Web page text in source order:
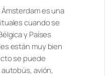
es una
cuando se
y Países
están muy bien
se puede
avión,